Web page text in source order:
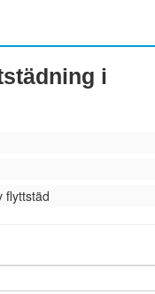
i
flyttstäd